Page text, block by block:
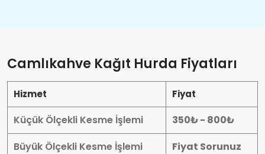
Camlıkahve Kağıt Hurda Fiyatları
Hizmet Fiyat
Küçük Ölçekli Kesme İşlemi
350₺ - 800₺
Büyük Ölçekli Kesme İşlemi
Fiyat Sorunuz